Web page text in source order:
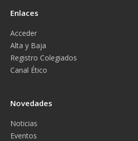
Enlaces
Acceder
Alta y Baja
Registro Colegiados
Canal Ético
Novedades
Noticias
Eventos